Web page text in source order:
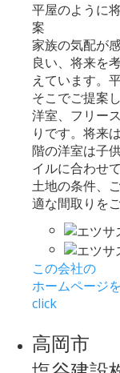
平屋のように
案
家族の気配が
良い、将来を
えています。
そこでご提案
洋室、フリー
りです。将来
階の洋室は子
イルに合わせ
土地の条件、
適な間取りを
この会社の
ホームページ
click
高岡市